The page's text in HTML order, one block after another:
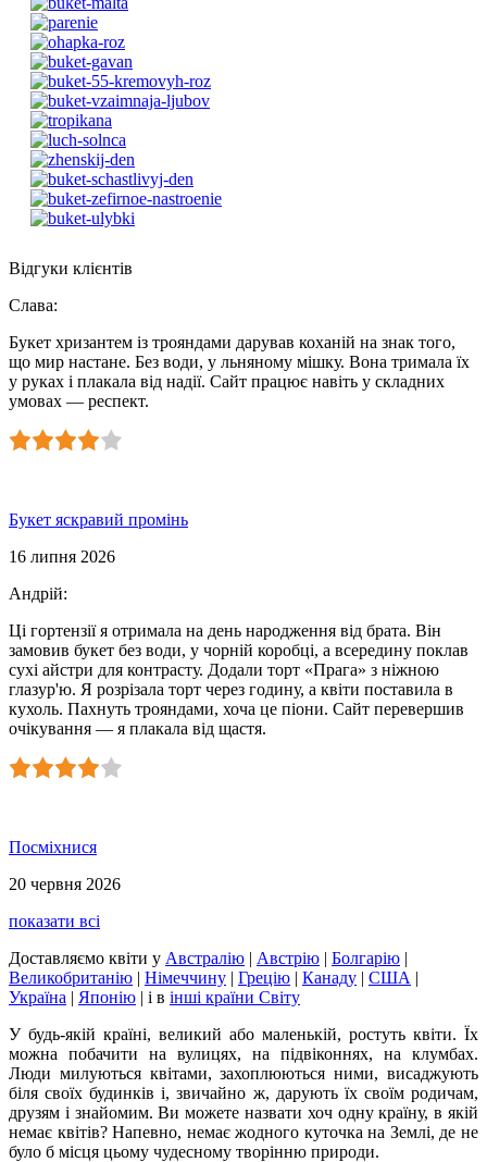
Відгуки клієнтів
Слава:
Букет хризантем із трояндами дарував коханій на знак того,
що мир настане. Без води, у льняному мішку. Вона тримала їх
у руках і плакала від надії. Сайт працює навіть у складних
умовах — респект.
Букет яскравий промінь
16 липня 2026
Андрій:
Ці гортензії я отримала на день народження від брата. Він
замовив букет без води, у чорній коробці, а всередину поклав
сухі айстри для контрасту. Додали торт «Прага» з ніжною
глазур'ю. Я розрізала торт через годину, а квіти поставила в
кухоль. Пахнуть трояндами, хоча це піони. Сайт перевершив
очікування — я плакала від щастя.
Посміхнися
20 червня 2026
показати всі
Доставляємо квіти у Австралію | Австрію | Болгарію |
Великобританію | Німеччину | Грецію | Канаду | США |
Україна | Японію | і в інші країни Світу
У будь-якій країні, великий або маленькій, ростуть квіти. Їх
можна побачити на вулицях, на підвіконнях, на клумбах.
Люди милуються квітами, захоплюються ними, висаджують
біля своїх будинків і, звичайно ж, дарують їх своїм родичам,
друзям і знайомим. Ви можете назвати хоч одну країну, в якій
немає квітів? Напевно, немає жодного куточка на Землі, де не
було б місця цьому чудесному творінню природи.